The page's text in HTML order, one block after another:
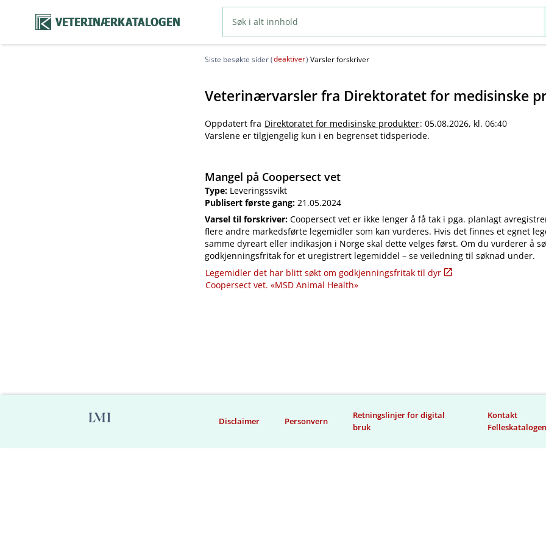
VETERINÆRKATALOGEN
Siste besøkte sider (deaktiver) Varsler forskriver
Veterinærvarsler fra Direktoratet for medisinske
Oppdatert fra Direktoratet for medisinske produkter: 05.08.2026, kl. 06:40
Varslene er tilgjengelig kun i en begrenset tidsperiode.
Mangel på Coopersect vet
Type: Leveringssvikt
Publisert første gang:21.05.2024
Varsel til forskriver:Coopersect vet er ikke lenger å få tak i pga. planlagt
flere andre markedsførte legemidler som kan vurderes. Hvis det finnes et egnet
samme dyreart eller indikasjon i Norge skal dette velges først. Om du vurderer å
godkjenningsfritak for et uregistrert legemiddel – se veiledning til søknad under.
Legemidler det har blitt søkt om godkjenningsfritak til dyr
Coopersect vet. «MSD Animal Health»
Disclaimer Personvern
Retningslinjer for digital
bruk
Kontakt
Felleskatalogen